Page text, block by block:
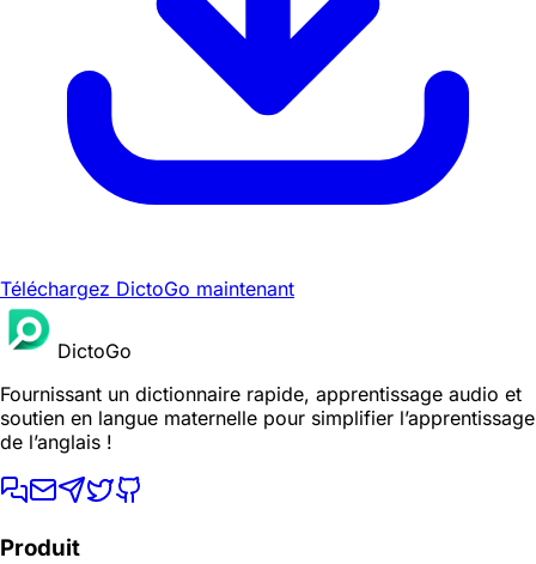
Téléchargez DictoGo maintenant
DictoGo
Fournissant un dictionnaire rapide, apprentissage audio et
soutien en langue maternelle pour simplifier l’apprentissage
de l’anglais !
Produit